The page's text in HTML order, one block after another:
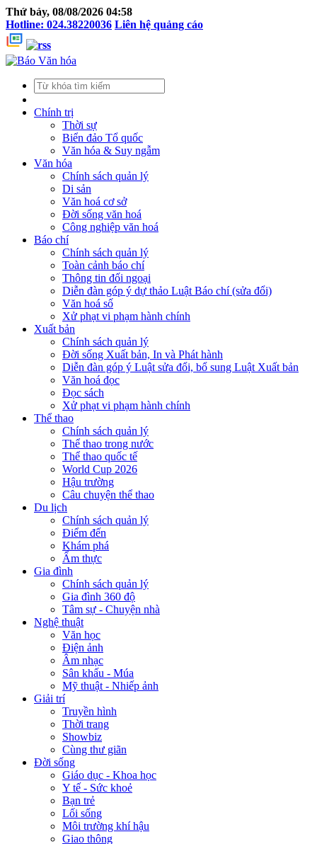
Thứ bảy, 08/08/2026 04:58
Hotline: 024.38220036 Liên hệ quảng cáo
Chính trị
Thời sự
Biển đảo Tổ quốc
Văn hóa & Suy ngẫm
Văn hóa
Chính sách quản lý
Di sản
Văn hoá cơ sở
Đời sống văn hoá
Công nghiệp văn hoá
Báo chí
Chính sách quản lý
Toàn cảnh báo chí
Thông tin đối ngoại
Diễn đàn góp ý dự thảo Luật Báo chí (sửa đổi)
Văn hoá số
Xử phạt vi phạm hành chính
Xuất bản
Chính sách quản lý
Đời sống Xuất bản, In và Phát hành
Diễn đàn góp ý Luật sửa đổi, bổ sung Luật Xuất bản
Văn hoá đọc
Đọc sách
Xử phạt vi phạm hành chính
Thể thao
Chính sách quản lý
Thể thao trong nước
Thể thao quốc tế
World Cup 2026
Hậu trường
Câu chuyện thể thao
Du lịch
Chính sách quản lý
Điểm đến
Khám phá
Ẩm thực
Gia đình
Chính sách quản lý
Gia đình 360 độ
Tâm sự - Chuyện nhà
Nghệ thuật
Văn học
Điện ảnh
Âm nhạc
Sân khấu - Múa
Mỹ thuật - Nhiếp ảnh
Giải trí
Truyền hình
Thời trang
Showbiz
Cùng thư giãn
Đời sống
Giáo dục - Khoa học
Y tế - Sức khoẻ
Bạn trẻ
Lối sống
Môi trường khí hậu
Giao thông